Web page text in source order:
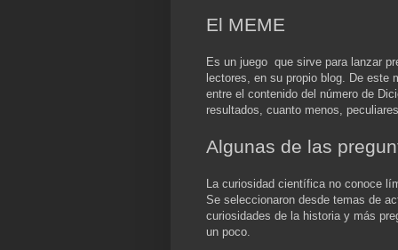
El MEME
Es un juego que sirve para lanzar
lectores, en su propio blog. De este
entre el contenido del número de
resultados, cuanto menos,
Algunas de las
La curiosidad científica no conoce
Se seleccionaron desde temas de
curiosidades de la historia y más
un poco.